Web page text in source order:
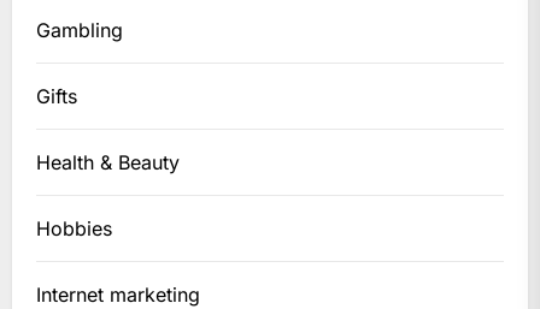
Gambling
Gifts
Health & Beauty
Hobbies
Internet marketing